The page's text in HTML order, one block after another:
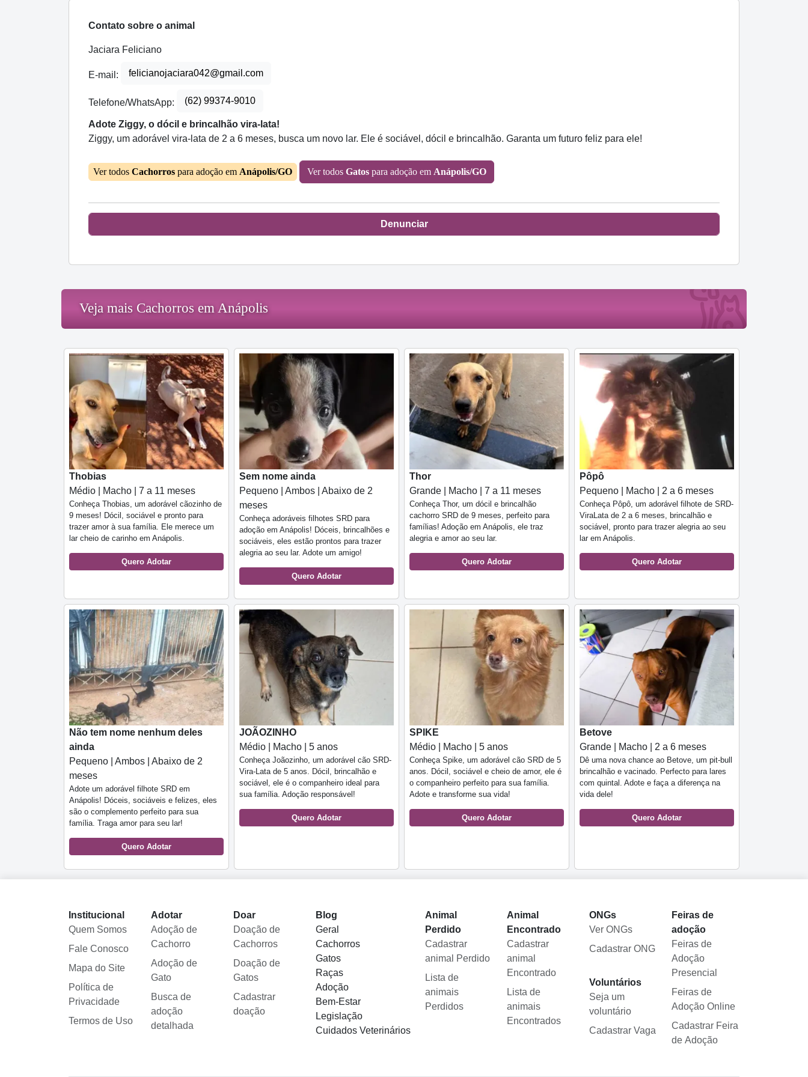
Contato sobre o animal
Jaciara Feliciano
E-mail: felicianojaciara042@gmail.com
Telefone/WhatsApp: (62) 99374-9010
Adote Ziggy, o dócil e brincalhão vira-lata!
Ziggy, um adorável vira-lata de 2 a 6 meses, busca um novo lar. Ele é sociável, dócil e brincalhão. Garanta um futuro feliz para ele!
Ver todos Cachorros para adoção em Anápolis/GO Ver todos Gatos para adoção em Anápolis/GO
Denunciar
Veja mais Cachorros em Anápolis
Thobias
Médio | Macho | 7 a 11 meses
Conheça Thobias, um adorável cãozinho de
9 meses! Dócil, sociável e pronto para
trazer amor à sua família. Ele merece um
lar cheio de carinho em Anápolis.
Quero Adotar
Sem nome ainda
Pequeno | Ambos | Abaixo de 2
meses
Conheça adoráveis filhotes SRD para
adoção em Anápolis! Dóceis, brincalhões e
sociáveis, eles estão prontos para trazer
alegria ao seu lar. Adote um amigo!
Quero Adotar
Thor
Grande | Macho | 7 a 11 meses
Conheça Thor, um dócil e brincalhão
cachorro SRD de 9 meses, perfeito para
famílias! Adoção em Anápolis, ele traz
alegria e amor ao seu lar.
Quero Adotar
Pôpô
Pequeno | Macho | 2 a 6 meses
Conheça Pôpô, um adorável filhote de SRD-
ViraLata de 2 a 6 meses, brincalhão e
sociável, pronto para trazer alegria ao seu
lar em Anápolis.
Quero Adotar
Não tem nome nenhum deles
ainda
Pequeno | Ambos | Abaixo de 2
meses
Adote um adorável filhote SRD em
Anápolis! Dóceis, sociáveis e felizes, eles
são o complemento perfeito para sua
família. Traga amor para seu lar!
Quero Adotar
JOÃOZINHO
Médio | Macho | 5 anos
Conheça Joãozinho, um adorável cão SRD-
Vira-Lata de 5 anos. Dócil, brincalhão e
sociável, ele é o companheiro ideal para
sua família. Adoção responsável!
Quero Adotar
SPIKE
Médio | Macho | 5 anos
Conheça Spike, um adorável cão SRD de 5
anos. Dócil, sociável e cheio de amor, ele é
o companheiro perfeito para sua família.
Adote e transforme sua vida!
Quero Adotar
Betove
Grande | Macho | 2 a 6 meses
Dê uma nova chance ao Betove, um pit-bull
brincalhão e vacinado. Perfecto para lares
com quintal. Adote e faça a diferença na
vida dele!
Quero Adotar
Institucional
Quem Somos
Fale Conosco
Mapa do Site
Política de
Privacidade
Termos de Uso
Adotar
Adoção de
Cachorro
Adoção de
Gato
Busca de
adoção
detalhada
Doar
Doação de
Cachorros
Doação de
Gatos
Cadastrar
doação
Blog
Geral
Cachorros
Gatos
Raças
Adoção
Bem-Estar
Legislação
Cuidados Veterinários
Animal
Perdido
Cadastrar
animal Perdido
Lista de
animais
Perdidos
Animal
Encontrado
Cadastrar
animal
Encontrado
Lista de
animais
Encontrados
ONGs
Ver ONGs
Cadastrar ONG
Voluntários
Seja um
voluntário
Cadastrar Vaga
Feiras de
adoção
Feiras de
Adoção
Presencial
Feiras de
Adoção Online
Cadastrar Feira
de Adoção